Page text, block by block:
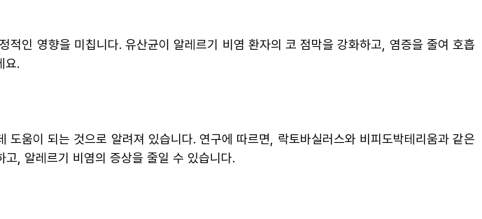
적인 영향을 미칩니다. 유산균이 알레르기 비염 환자의 코 점막을 강화하고, 염증을 줄여 호흡
요.
움이 되는 것으로 알려져 있습니다. 연구에 따르면, 락토바실러스와 비피도박테리움과 같은
, 알레르기 비염의 증상을 줄일 수 있습니다.